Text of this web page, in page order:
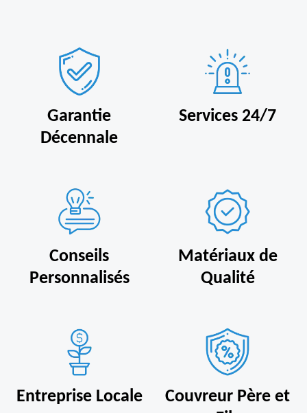
Garantie
Décennale
Services 24/7
Conseils
Personnalisés
Matériaux de
Qualité
Entreprise Locale
Couvreur Père et